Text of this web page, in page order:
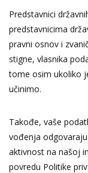
Predstavnici
predstavnicima
pravni osnov i
stigne, vlasnika
tome osim ukoliko
učinimo.
Takođe, vaše
vođenja
aktivnost na našoj
povredu Politike